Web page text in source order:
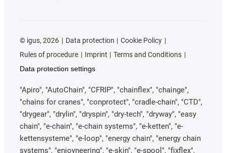
© igus, 2026 Data protection
Cookie Policy
Rules of procedure
Imprint
Terms and Conditions
Data protection settings
"Apiro", "AutoChain", "CFRIP", "chainflex", "chainge",
"chains for cranes", "conprotect", "cradle-chain", "CTD",
"drygear", "drylin", "dryspin", "dry-tech", "dryway", "easy
chain", "e-chain", "e-chain systems", "e-ketten", "e-
kettensysteme", "e-loop", "energy chain", "energy chain
systems", "enjoyneering", "e-skin", "e-spool", "fixflex",